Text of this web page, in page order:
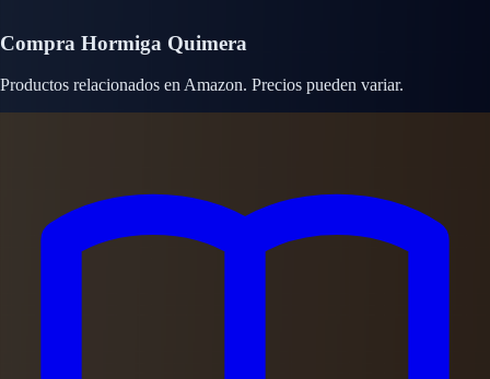
Compra Hormiga Quimera
Productos relacionados en Amazon. Precios pueden variar.